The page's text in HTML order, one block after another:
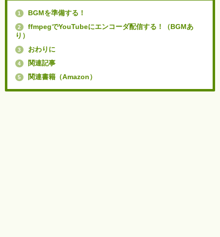
1 BGMを準備する！
2
ffmpegでYouTubeにエンコーダ配信する！（BGMあ
り）
3 おわりに
4 関連記事
5 関連書籍（Amazon）